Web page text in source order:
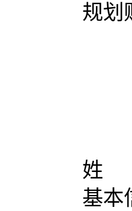
规划
姓
基本